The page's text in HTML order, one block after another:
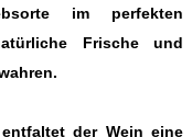
im perfekten
Frische und
der Wein eine